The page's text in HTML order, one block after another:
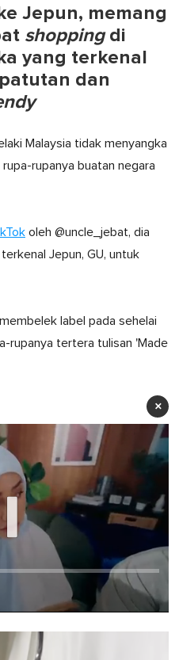
Jepun, memang
shoppingdi
yang terkenal
dan
Malaysia tidak menyangka
rupanya buatan negara
oleh @uncle_jebat, dia
Jepun, GU, untuk
label pada sehelai
rupanya tertera tulisan 'Made
×